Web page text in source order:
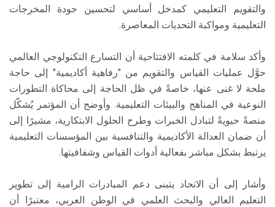
والتقويم التعليمي كمدخل أساسي لتحسين جودة المخرجات
التعليمية ومواكبة التحديات المعاصرة.
وأكد سلامة في كلمته الافتتاحية أن التسارع التكنولوجي العالمي
حوَّل عمليات القياس والتقويم من "رفاهية أكاديمية" إلى حاجة
ملحة لا غنى عنها، خاصةً في ظل الحاجة إلى محاكاة التطورات
النوعية في المناهج والبيئات التعليمية. وأوضح أن المؤتمر يُشكّل
منصةً حيويةً لتبادل الخبرات وطرح الحلول الابتكارية، مشيرًا إلى
أن ضمان العدالة الأكاديمية والتنافسية بين المؤسسات التعليمية
يرتبط بشكل مباشر بفعالية أدوات القياس وشفافيتها.
وأشار إلى أن الاتحاد يتبنى دعم المبادرات الرامية إلى تطوير
التعليم العالي والبحث العلمي في الوطن العربي، معتبرًا أن